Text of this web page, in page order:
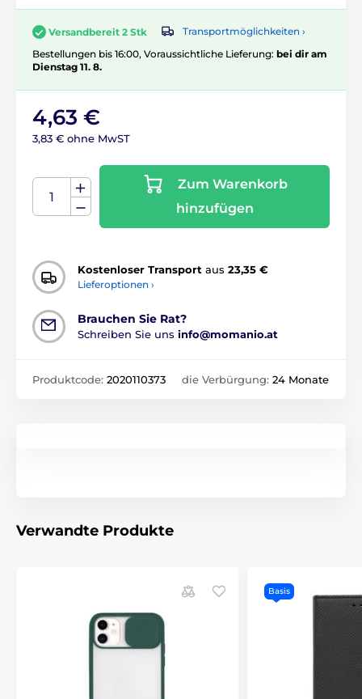
Versandbereit 2 Stk
Transportmöglichkeiten ›
Bestellungen bis 16:00, Voraussichtliche Lieferung: bei dir am
Dienstag 11. 8.
4,63 €
3,83 € ohne MwST
Zum Warenkorb
hinzufügen
Kostenloser Transport aus 23,35 €
Lieferoptionen ›
Brauchen Sie Rat?
Schreiben Sie uns info@momanio.at
Produktcode: 2020110373 die Verbürgung: 24 Monate
Verwandte Produkte
Basis